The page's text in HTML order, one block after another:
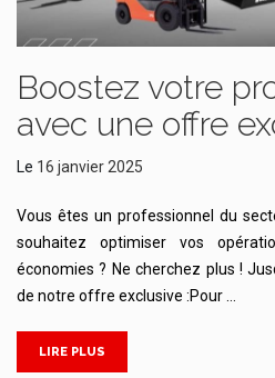
Boostez votre
avec une offre
Le 16 janvier 2025
Vous êtes un professionnel du
souhaitez optimiser vos
économies ? Ne cherchez plus !
de notre offre exclusive :Pour …
LIRE PLUS